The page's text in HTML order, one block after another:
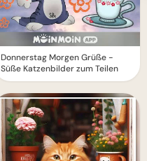
Donnerstag Morgen Grüße -
Süße Katzenbilder zum Teilen